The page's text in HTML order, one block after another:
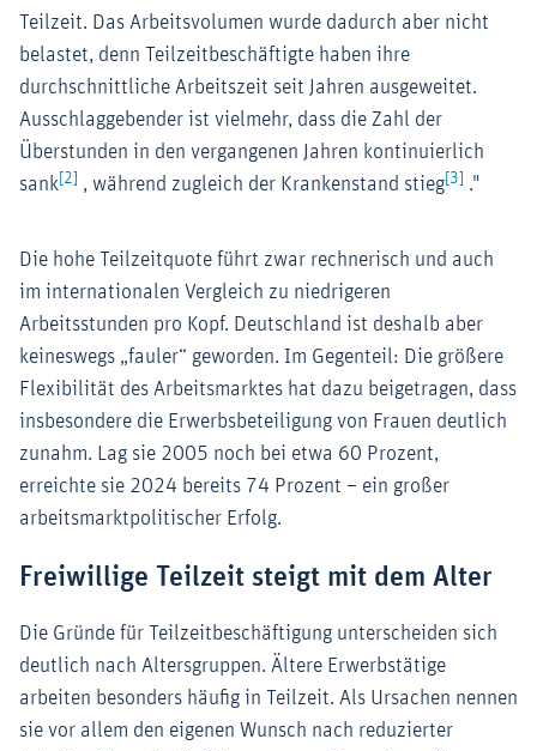
Teilzeit. Das Arbeitsvolumen wurde dadurch aber nicht
belastet, denn Teilzeitbeschäftigte haben ihre
durchschnittliche Arbeitszeit seit Jahren ausgeweitet.
Ausschlaggebender ist vielmehr, dass die Zahl der
Überstunden in den vergangenen Jahren kontinuierlich
sank[2] , während zugleich der Krankenstand stieg[3] ."
Die hohe Teilzeitquote führt zwar rechnerisch und auch
im internationalen Vergleich zu niedrigeren
Arbeitsstunden pro Kopf. Deutschland ist deshalb aber
keineswegs „fauler“ geworden. Im Gegenteil: Die größere
Flexibilität des Arbeitsmarktes hat dazu beigetragen, dass
insbesondere die Erwerbsbeteiligung von Frauen deutlich
zunahm. Lag sie 2005 noch bei etwa 60 Prozent,
erreichte sie 2024 bereits 74 Prozent – ein großer
arbeitsmarktpolitischer Erfolg.
Freiwillige Teilzeit steigt mit dem Alter
Die Gründe für Teilzeitbeschäftigung unterscheiden sich
deutlich nach Altersgruppen. Ältere Erwerbstätige
arbeiten besonders häufig in Teilzeit. Als Ursachen nennen
sie vor allem den eigenen Wunsch nach reduzierter